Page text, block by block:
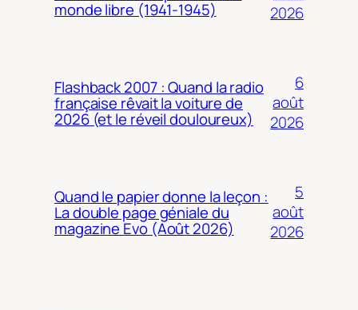
monde libre (1941-1945)
2026
Flashback 2007 : Quand la radio
française rêvait la voiture de
2026 (et le réveil douloureux)
6
août
2026
Quand le papier donne la leçon :
La double page géniale du
magazine Evo (Août 2026)
5
août
2026